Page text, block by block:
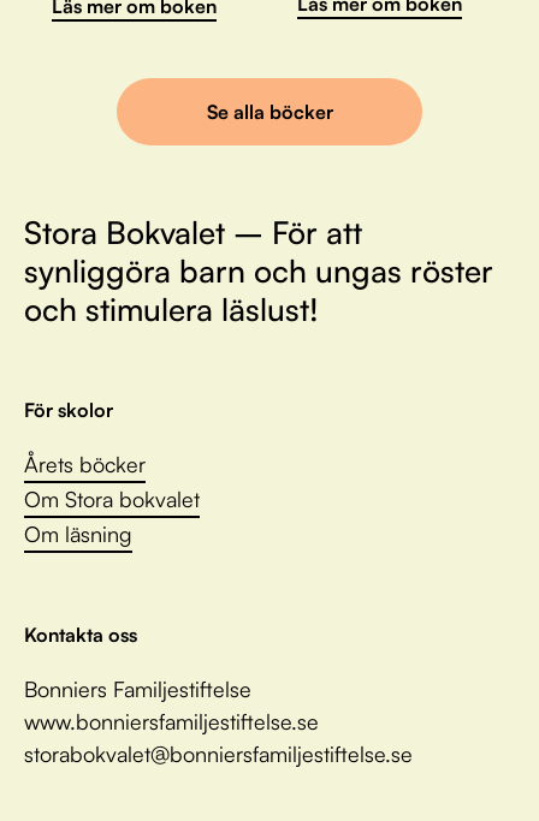
Läs mer om boken
Se alla böcker
Stora Bokvalet – För att
synliggöra barn och ungas röster
och stimulera läslust!
För skolor
Årets böcker
Om Stora bokvalet
Om läsning
Kontakta oss
Bonniers Familjestiftelse
www.bonniersfamiljestiftelse.se
storabokvalet@bonniersfamiljestiftelse.se